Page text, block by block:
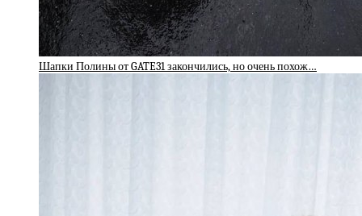
Шапки Полины от GATE31 закончились, но очень похож…